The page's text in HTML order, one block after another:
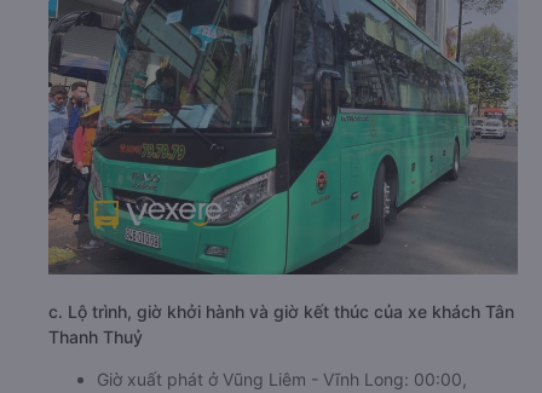
c. Lộ trình, giờ khởi hành và giờ kết thúc của xe khách Tân
Thanh Thuỷ
Giờ xuất phát ở Vũng Liêm - Vĩnh Long: 00:00,